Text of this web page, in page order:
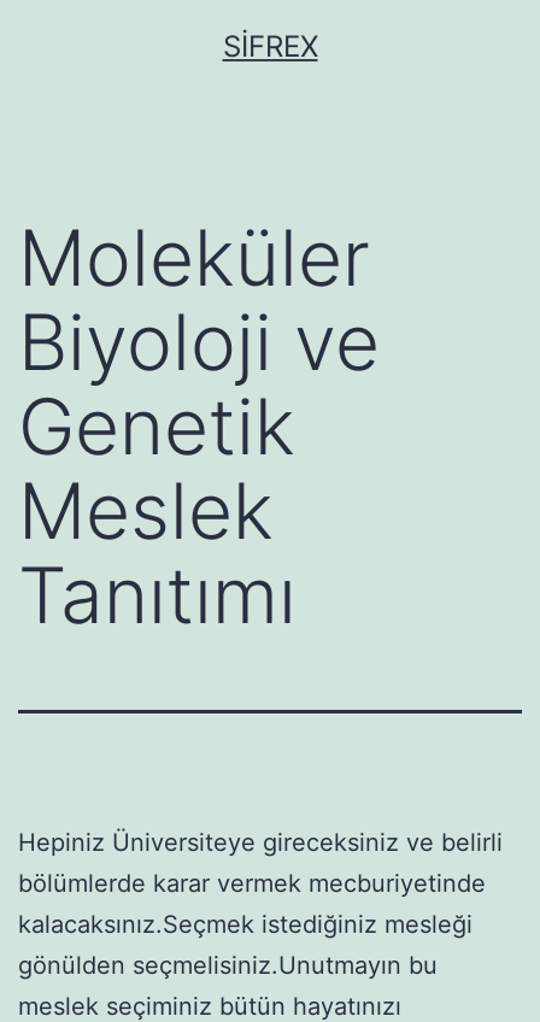
SIFREX
Moleküler
Biyoloji ve
Genetik
Meslek
Tanıtımı
Hepiniz Üniversiteye gireceksiniz ve belirli
bölümlerde karar vermek mecburiyetinde
kalacaksınız.Seçmek istediğiniz mesleği
gönülden seçmelisiniz.Unutmayın bu
meslek seçiminiz bütün hayatınızı